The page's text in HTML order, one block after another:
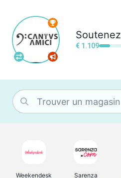
Soutenez
€ 1.109
Weekendesk Sarenza